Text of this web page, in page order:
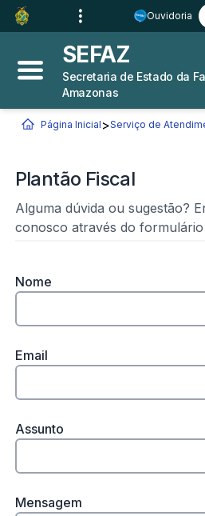
Ir para o
Conteúdo
Ir para a
Navegação 3
Ir para o
Rodapé 4
Ouvidoria
Abrir menu principal
SEFAZ
Secretaria de Estado da
Amazonas
Você está aqui:
Página Inicial >Serviço de
Plantão Fiscal
Alguma dúvida ou sugestão?
conosco através do formulário
Nome
Email
Assunto
Mensagem